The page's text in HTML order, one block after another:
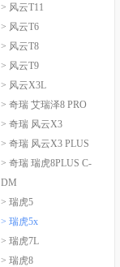
> 风云T11
> 风云T6
> 风云T8
> 风云T9
> 风云X3L
> 奇瑞 艾瑞泽8 PRO
> 奇瑞 风云X3
> 奇瑞 风云X3 PLUS
> 奇瑞 瑞虎8PLUS C-
DM
> 瑞虎5
> 瑞虎5x
> 瑞虎7L
> 瑞虎8